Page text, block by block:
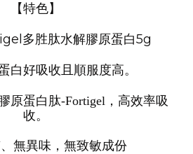
【特色】
多胜肽水解膠原蛋白5g
白好吸收且順服度高。
原蛋白肽-Fortigel，高效率吸
收。
無異味，無致敏成份